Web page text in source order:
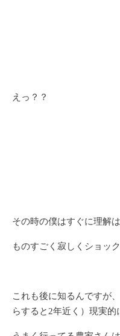
えっ？？
その時の僕はすぐに理解
ものすごく寂しくショッ
これも後に知るんですが
らすると2年近く）現実的